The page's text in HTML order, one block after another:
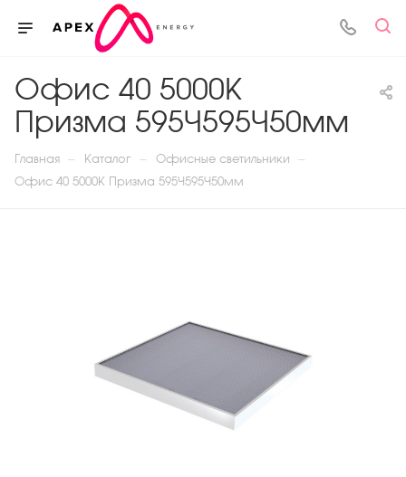
Офис 40 5000К
Призма 595×595×50мм
Главная — Каталог — Офисные светильники —
Офис 40 5000К Призма 595×595×50мм